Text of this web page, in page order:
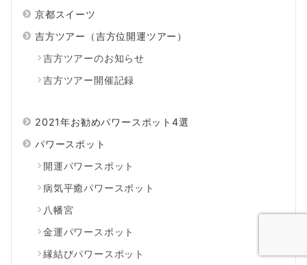
京都スイーツ
吉方ツアー（吉方位開運ツアー）
吉方ツアーのお知らせ
吉方ツアー開催記録
2021年お勧めパワースポット4選
パワースポット
開運パワースポット
病気平癒パワースポット
八幡宮
金運パワースポット
縁結びパワースポット